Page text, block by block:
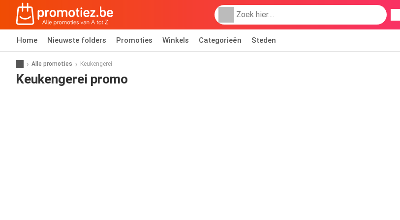
Home Nieuwste folders Promoties Winkels Categorieën Steden
Alle promoties Keukengerei
Keukengerei promo